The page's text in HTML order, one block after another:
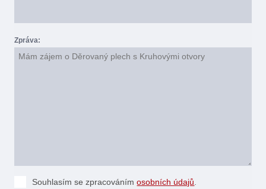
Zpráva:
SouhlasímSouhlasím se zpracovánímosobních údajů